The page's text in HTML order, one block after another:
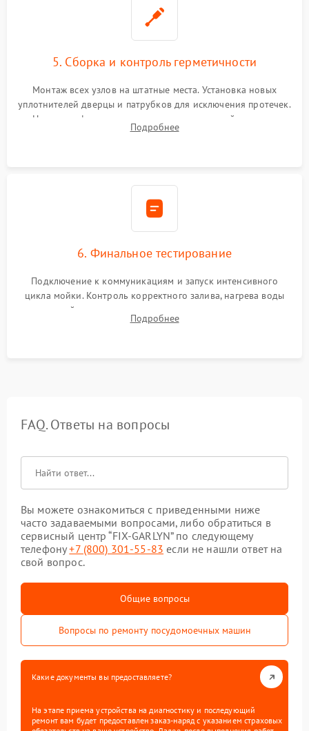
5. Сборка и контроль герметичности
Монтаж всех узлов на штатные места. Установка новых
уплотнителей дверцы и патрубков для исключения протечек.
Надежная фиксация хомутов гидравлической системы,
сборка корпуса и установка датчика поплавка.
Подробнее
6. Финальное тестирование
Подключение к коммуникациям и запуск интенсивного
цикла мойки. Контроль корректного залива, нагрева воды
до нужной температуры, отсутствия посторонних шумов,
штатного слива и абсолютной сухости в поддоне.
Подробнее
FAQ. Ответы на вопросы
Вы можете ознакомиться с приведенными ниже
часто задаваемыми вопросами, либо обратиться в
сервисный центр “FIX-GARLYN” по следующему
телефону+7 (800) 301-55-83 если не нашли ответ на
свой вопрос.
Общие вопросы
Вопросы по ремонту посудомоечных машин
Какие документы вы предоставляете?
На этапе приема устройства на диагностику и последующий
ремонт вам будет предоставлен заказ-наряд с указанием страховых